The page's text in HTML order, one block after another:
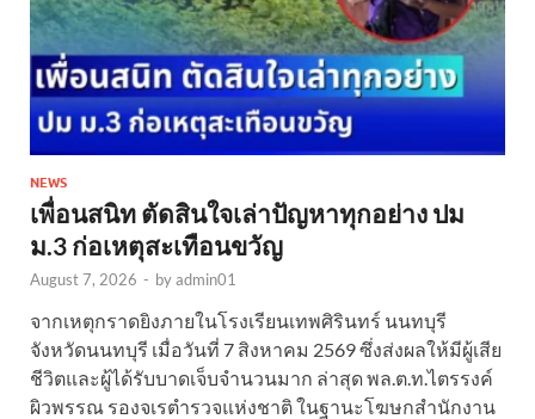
NEWS
เพื่อนสนิท ตัดสินใจเล่าปัญหาทุกอย่าง ปม
ม.3 ก่อเหตุสะเทือนขวัญ
August 7, 2026 - byadmin01
จากเหตุกราดยิงภายในโรงเรียนเทพศิรินทร์ นนทบุรี
จังหวัดนนทบุรี เมื่อวันที่ 7 สิงหาคม 2569 ซึ่งส่งผลให้มีผู้เสีย
ชีวิตและผู้ได้รับบาดเจ็บจำนวนมาก ล่าสุด พล.ต.ท.ไตรรงค์
ผิวพรรณ รองจเรตำรวจแห่งชาติ ในฐานะโฆษกสำนักงาน